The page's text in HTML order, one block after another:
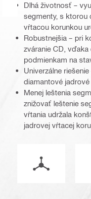
Dlhá životnosť –
segmenty, s ktorou
vŕtacou korunkou
Robustnejšia – pri
zváranie CD,
podmienkam na
Univerzálne
diamantové
Menej leštenia
znižovať leštenie
vŕtania udržala
jadrovej vŕtacej